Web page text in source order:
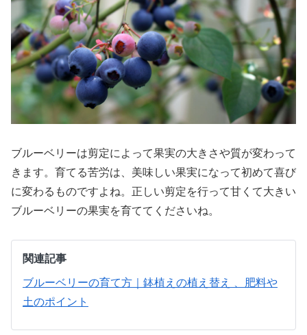
ブルーベリーは剪定によって果実の大きさや質が変わって
きます。育てる苦労は、美味しい果実になって初めて喜び
に変わるものですよね。正しい剪定を行って甘くて大きい
ブルーベリーの果実を育ててくださいね。
関連記事
ブルーベリーの育て方｜鉢植えの植え替え 、肥料や
土のポイント